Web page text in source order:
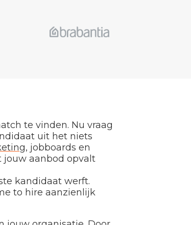
te vinden. Nu vraag
uit het niets
, jobboards en
jouw aanbod opvalt
kandidaat werft.
to hire aanzienlijk